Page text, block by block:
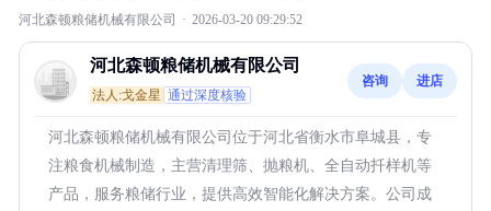
河北森顿粮储机械有限公司 · 2026-03-20 09:29:52
河北森顿粮储机械有限公司
法人:戈金星 通过深度核验
咨询 进店
河北森顿粮储机械有限公司位于河北省衡水市阜城县，专
注粮食机械制造，主营清理筛、抛粮机、全自动扦样机等
产品，服务粮储行业，提供高效智能化解决方案。公司成